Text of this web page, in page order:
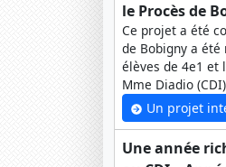
le Procès de
Ce projet a été
de Bobigny a été
élèves de 4e1 et
Mme Diadio
Un projet
Une année